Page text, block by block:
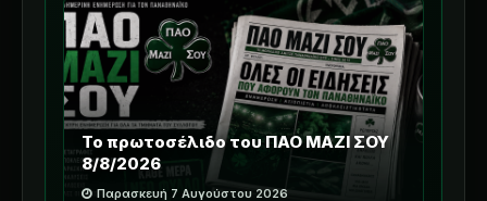
Το πρωτοσέλιδο του ΠΑΟ ΜΑΖΙ ΣΟΥ
8/8/2026
Παρασκευή 7 Αυγούστου 2026